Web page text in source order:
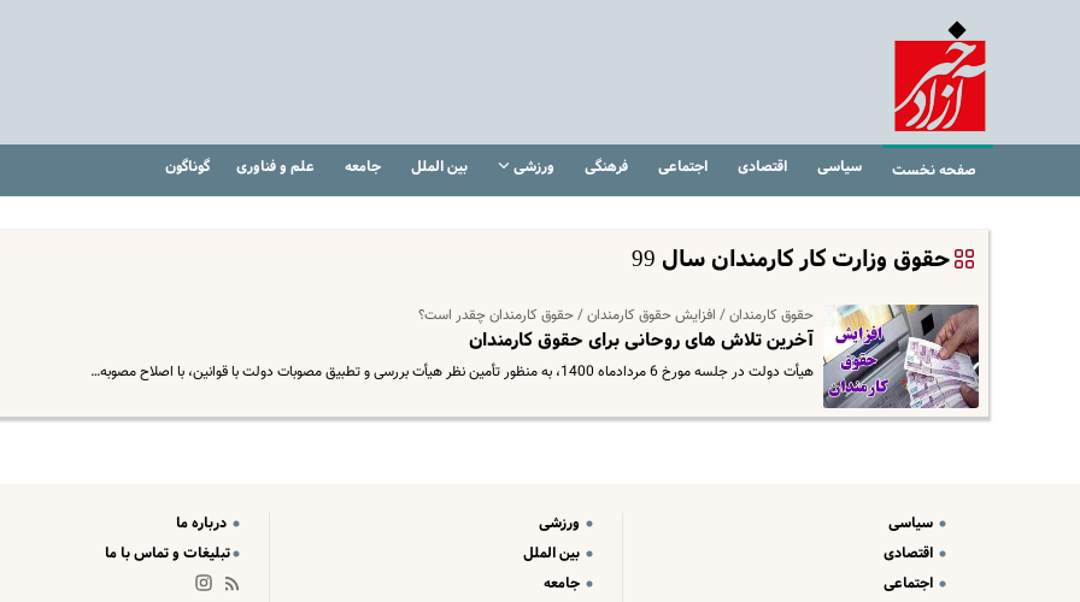
صفحه نخست سیاسی اقتصادی اجتماعی فرهنگی ورزشی بین الملل جامعه علم و فناوری گوناگون
حقوق وزارت کار کارمندان سال 99
حقوق کارمندان / افزایش حقوق کارمندان / حقوق کارمندان چقدر است؟
آخرین تلاش های روحانی برای حقوق کارمندان
هیأت دولت در جلسه مورخ 6 مردادماه 1400، به منظور تأمین نظر هیأت بررسی و تطبیق مصوبات دولت با قوانین، با اصلاح مصوبه…
سیاسی
اقتصادی
اجتماعی
ورزشی
بین الملل
جامعه
درباره ما
تبلیغات و تماس با ما